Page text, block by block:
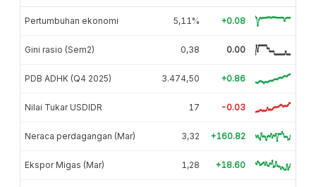
Pertumbuhan ekonomi 5,11% +0.08
Gini rasio (Sem2) 0,38 0.00
PDB ADHK (Q4 2025) 3.474,50 +0.86
Nilai Tukar USDIDR 17 -0.03
Neraca perdagangan (Mar) 3,32 +160.82
Ekspor Migas (Mar) 1,28 +18.60